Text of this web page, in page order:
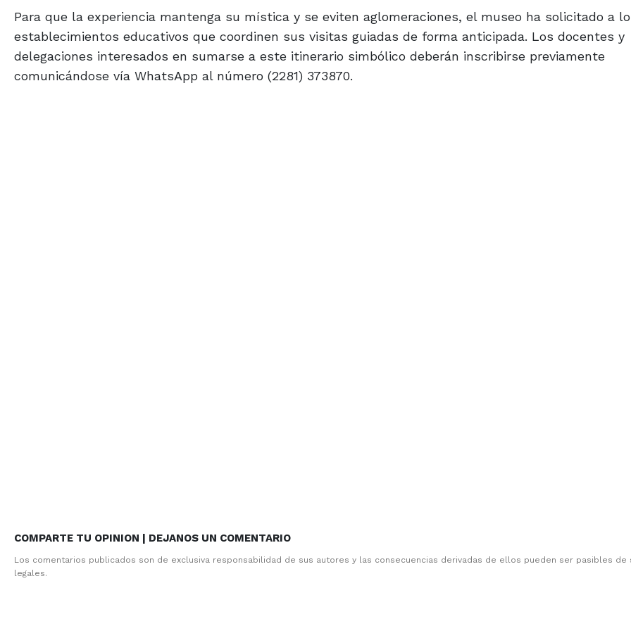
Para que la experiencia mantenga su mística y se eviten aglomeraciones, el museo ha solicitado a
establecimientos educativos que coordinen sus visitas guiadas de forma anticipada. Los docentes y
delegaciones interesados en sumarse a este itinerario simbólico deberán inscribirse previamente
comunicándose vía WhatsApp al número (2281) 373870.
COMPARTE TU OPINION | DEJANOS UN COMENTARIO
Los comentarios publicados son de exclusiva responsabilidad de sus autores y las consecuencias derivadas de ellos pueden ser pasibles de
legales.